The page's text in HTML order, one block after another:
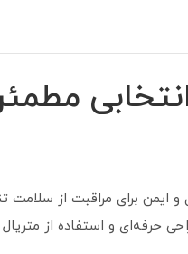
و ایمن برای مراقبت از سلامت
حرفه‌ای و استفاده از